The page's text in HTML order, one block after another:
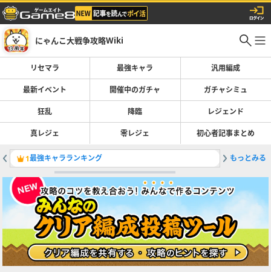
にゃんこ大戦争攻略Wiki
リセマラ 最強キャラ 汎用編成
最新イベント 開催中のガチャ ガチャシミュ
狂乱 降臨 レジェンド
真レジェ 零レジェ 初心者記事まとめ
1最強キャラランキング 2ガチャ
もっとみる